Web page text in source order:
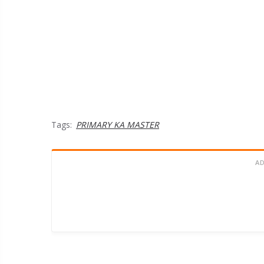
Tags: PRIMARY KA MASTER